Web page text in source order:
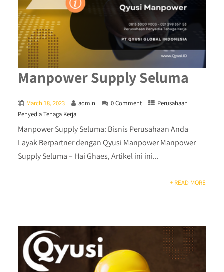
Manpower Supply Seluma
March 18, 2023 admin 0 Comment
Perusahaan
Penyedia Tenaga Kerja
Manpower Supply Seluma: Bisnis Perusahaan Anda
Layak Berpartner dengan Qyusi Manpower Manpower
Supply Seluma – Hai Ghaes, Artikel ini ini...
+ READ MORE